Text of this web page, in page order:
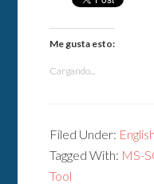
Me gusta esto:
Cargando...
Filed Under: English
Tagged With: MS-
Tool